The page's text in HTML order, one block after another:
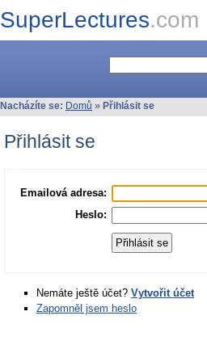
SuperLectures.com
Nacházíte se: Domů » Přihlásit se
Přihlásit se
Emailová adresa:
Heslo:
Nemáte ještě účet? Vytvořit účet
Zapomněl jsem heslo